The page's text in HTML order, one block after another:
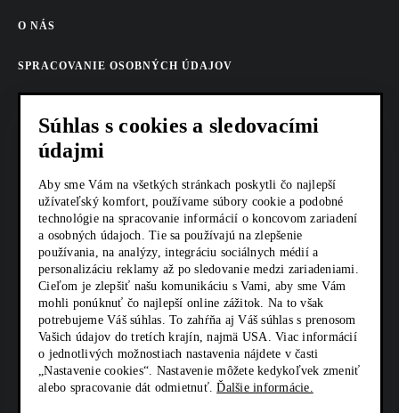
O NÁS
SPRACOVANIE OSOBNÝCH ÚDAJOV
AKTUALITY
KARIÉRA
Z SHOP
KONTAKTY
SOCIÁLNE SIETE
Súhlas s cookies a sledovacími
údajmi
Aby sme Vám na všetkých stránkach poskytli čo najlepší
užívateľský komfort, používame súbory cookie a podobné
technológie na spracovanie informácií o koncovom zariadení
a osobných údajoch. Tie sa používajú na zlepšenie
používania, na analýzy, integráciu sociálnych médií a
personalizáciu reklamy až po sledovanie medzi zariadeniami.
Cieľom je zlepšiť našu komunikáciu s Vami, aby sme Vám
mohli ponúknuť čo najlepší online zážitok. Na to však
potrebujeme Váš súhlas. To zahŕňa aj Váš súhlas s prenosom
Vašich údajov do tretích krajín, najmä USA. Viac informácií
o jednotlivých možnostiach nastavenia nájdete v časti
„Nastavenie cookies“. Nastavenie môžete kedykoľvek zmeniť
alebo spracovanie dát odmietnuť.Ďalšie informácie.